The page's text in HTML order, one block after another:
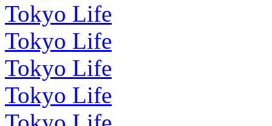
Tokyo Life
Tokyo Life
Tokyo Life
Tokyo Life